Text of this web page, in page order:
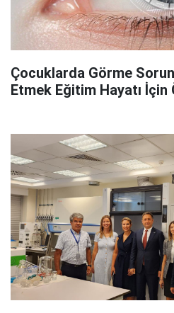
Çocuklarda Görme
Etmek Eğitim Hayatı İçin